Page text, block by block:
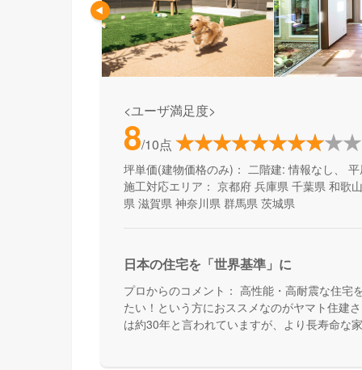
<ユーザ満足度>
8/10点
坪単価(建物価格のみ)： 二階建: 情報なし、
施工対応エリア： 京都府 兵庫県 千葉県 和歌
県 滋賀県 神奈川県 群馬県 茨城県
日本の住宅を「世界基準」に
プロからのコメント： 高性能・高耐震な住宅
たい！という方におススメなのがヤマト住建
は約30年と言われていますが、より長寿命な